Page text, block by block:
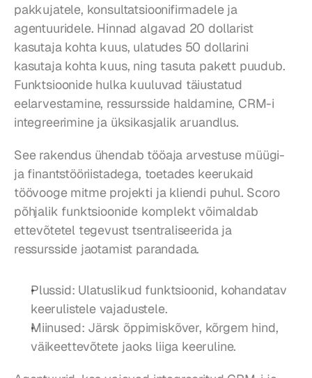
pakkujatele, konsultatsioonifirmadele ja
agentuuridele. Hinnad algavad 20 dollarist
kasutaja kohta kuus, ulatudes 50 dollarini
kasutaja kohta kuus, ning tasuta pakett puudub.
Funktsioonide hulka kuuluvad täiustatud
eelarvestamine, ressursside haldamine, CRM-i
integreerimine ja üksikasjalik aruandlus.
See rakendus ühendab tööaja arvestuse müügi-
ja finantstööriistadega, toetades keerukaid
töövooge mitme projekti ja kliendi puhul. Scoro
põhjalik funktsioonide komplekt võimaldab
ettevõtetel tegevust tsentraliseerida ja
ressursside jaotamist parandada.
Plussid: Ulatuslikud funktsioonid, kohandatav
keerulistele vajadustele.
Miinused: Järsk õppimiskõver, kõrgem hind,
väikeettevõtete jaoks liiga keeruline.